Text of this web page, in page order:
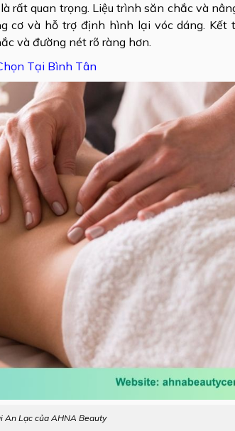
rất quan trọng. Liệu trình săn chắc và
cơ và hỗ trợ định hình lại vóc dáng. Kết
và đường nét rõ ràng hơn.
Tại Bình Tân
An Lạc của AHNA Beauty